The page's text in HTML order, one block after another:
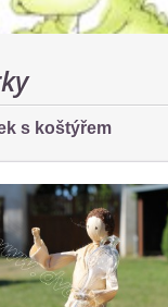
s koštýřem